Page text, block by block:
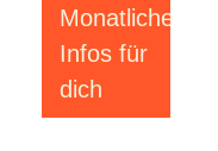
Monatliche
Infos für
dich